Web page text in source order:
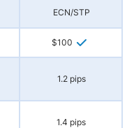
ECN/STP
$100
1.2 pips
1.4 pips